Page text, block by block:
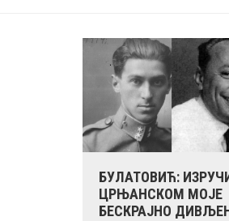
БУЛАТОВИЋ:
ЦРЊАНСКОМ МОЈЕ
БЕСКРАЈНО